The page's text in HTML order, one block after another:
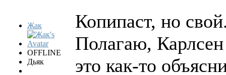
Жак
OFFLINE
Дьяк
Копипаст, но
Полагаю,
это как-то